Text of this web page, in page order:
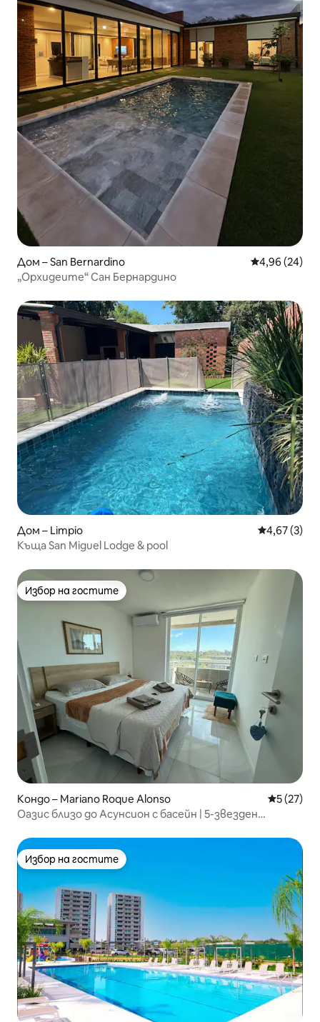
Дом – San Bernardino Средна
4,96 (24)
„Орхидеите“ Сан Бернардино
Дом – Limpio Средна
4,67 (3)
Къща San Miguel Lodge & pool
Избор на гостите
Избор на гостите
Кондо – Mariano Roque Alonso Средна
5 (27)
Оазис близо до Асунсион с басейн | 5-звезден
Избор на гостите
Избор на гостите